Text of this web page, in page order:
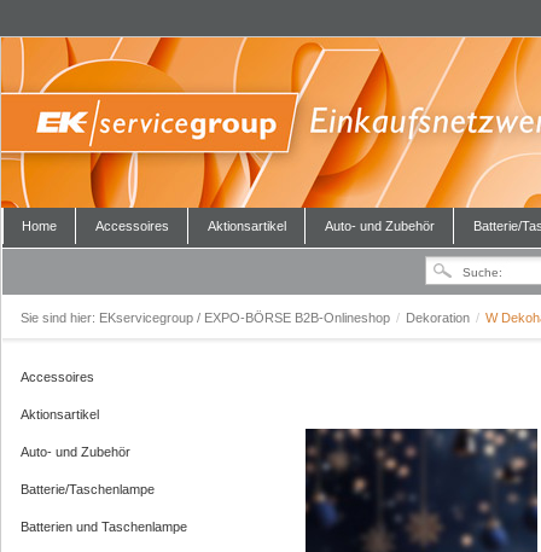
Home Accessoires Aktionsartikel Auto- und Zubehör Batterie/
Sie sind hier: EKservicegroup / EXPO-BÖRSE B2B-Onlineshop / Dekoration / W
Accessoires
Aktionsartikel
Auto- und Zubehör
Batterie/Taschenlampe
Batterien und Taschenlampe